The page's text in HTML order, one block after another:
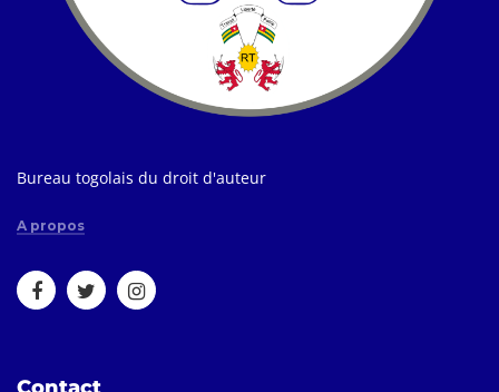
Bureau togolais du droit d'auteur
A propos